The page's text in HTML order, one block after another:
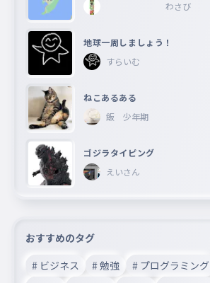
わさび
地球一周しましょう！
すらいむ
ねこあるある
飯 少年期
ゴジラタイピング
えいさん
おすすめのタグ
# ビジネス # 勉強 # プログラミング